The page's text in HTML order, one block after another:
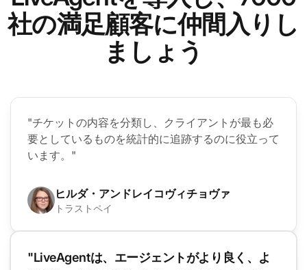
社の満足顧客に仲間入りし
ましょう
"チケットの内容を分類し、クライアントが最も必
要としているものを統計的に追跡するのに役立って
います。"
ヒルダ・アンドレイコヴィチョヴァ
トラストペイ
"LiveAgentは、エージェントがより良く、よ